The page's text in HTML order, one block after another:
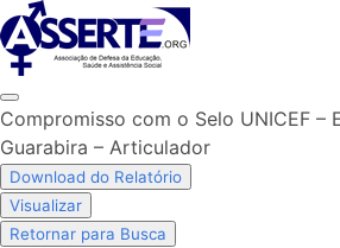
Skip
to
content
Compromisso com o Selo UNICEF –
Guarabira – Articulador
Download do Relatório
Visualizar
Retornar para Busca